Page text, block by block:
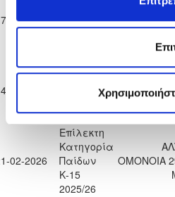
01-2026
Παίδων
02-2026
Κατηγορία
2025/26
02-2026
Επίλεκτη
Κατηγορία
Παίδων
Κ-15
2025/26
ΟΜΟΝΟΙΑ